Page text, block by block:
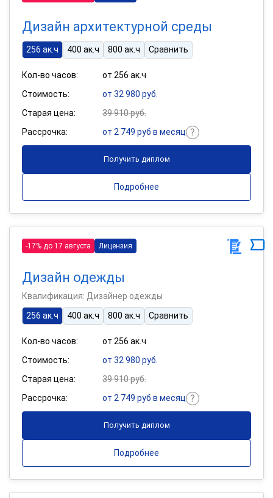
Дизайн архитектурной среды
256 ак.ч 400 ак.ч 800 ак.ч Сравнить
Кол-во часов:
от 256 ак.ч
Стоимость:
от 32 980 руб.
Старая цена:
39 910 руб.
Рассрочка:
от 2 749 руб в месяц
Получить диплом
Подробнее
-17% до 17 августа Лицензия
Дизайн одежды
Квалификация: Дизайнер одежды
256 ак.ч
400 ак.ч 800 ак.ч Сравнить
Кол-во часов:
от 256 ак.ч
Стоимость:
от 32 980 руб.
Старая цена:
39 910 руб.
Рассрочка:
от 2 749 руб в месяц
Получить диплом
Подробнее